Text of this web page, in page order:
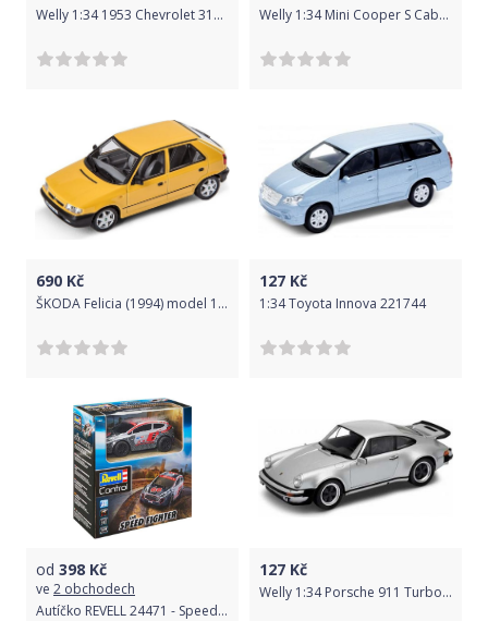
Welly 1:34 1953 Chevrolet 3100 Pick Up Červená Welly 1:34 Mini Cooper S Cabrio Bíla
690 Kč
ŠKODA Felicia (1994) model 1:43
127 Kč
1:34 Toyota Innova 221744
od 398 Kč
ve 2 obchodech
Autíčko REVELL 24471 - Speed Fighter
127 Kč
Welly 1:34 Porsche 911 Turbo 2 Červená